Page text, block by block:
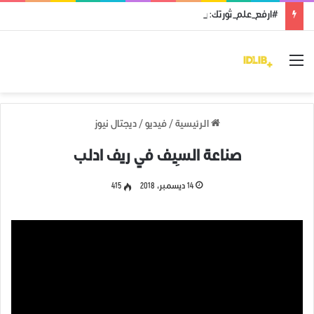
#ارفع_علم_ثورتك: رمز النضال ووحدة الهدف
القائمة
الرئيسية / فيديو / ديجتال نيوز
صناعة السِيف في ريف ادلب
14 ديسمبر، 2018 415